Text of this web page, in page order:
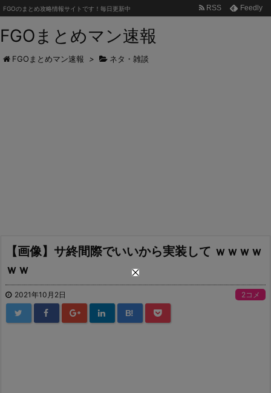
FGOまとめマン速報
FGOのまとめ攻略情報サイトです！毎日更新中 RSS Feedly
FGOまとめマン速報 > ネタ・雑談
【画像】サ終間際でいいから実装して ｗｗｗｗ
ｗｗ
2021年10月2日 2コメ
B!